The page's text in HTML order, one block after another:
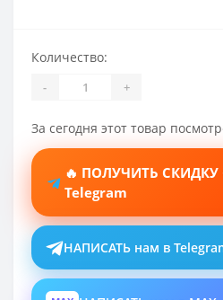
Количество:
- +
За сегодня этот товар
🔥 ПОЛУЧИТЬ СКИДКУ
Telegram
НАПИСАТЬ нам в